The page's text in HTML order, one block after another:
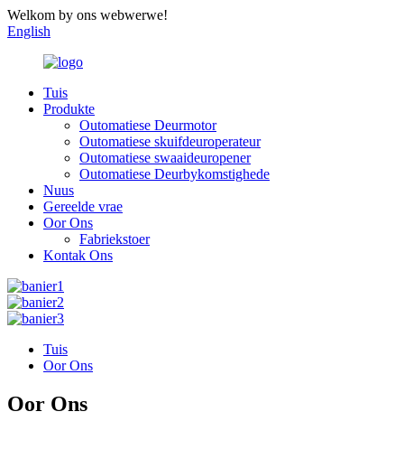
Welkom by ons webwerwe!
English
Tuis
Produkte
Outomatiese Deurmotor
Outomatiese skuifdeuroperateur
Outomatiese swaaideuropener
Outomatiese Deurbykomstighede
Nuus
Gereelde vrae
Oor Ons
Fabriekstoer
Kontak Ons
Tuis
Oor Ons
Oor Ons